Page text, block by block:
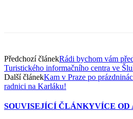
Předchozí článekRádi bychom vám
Turistického informačního centra ve
Další článekKam v Praze po
radnici na Karláku!
SOUVISEJÍCÍ ČLÁNKYVÍCE OD